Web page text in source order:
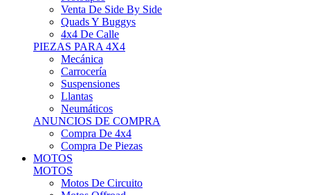
Venta De Side By Side
Quads Y Buggys
4x4 De Calle
PIEZAS PARA 4X4
Mecánica
Carrocería
Suspensiones
Llantas
Neumáticos
ANUNCIOS DE COMPRA
Compra De 4x4
Compra De Piezas
MOTOS
MOTOS
Motos De Circuito